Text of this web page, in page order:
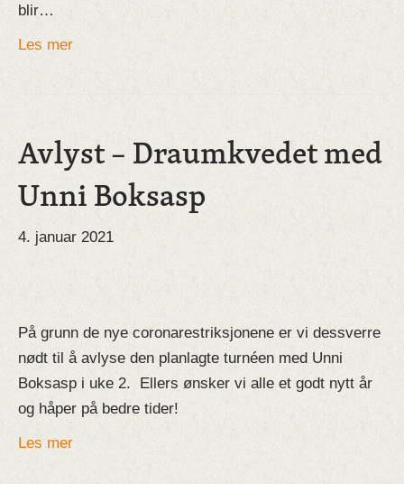
blir…
Les mer
Avlyst – Draumkvedet med
Unni Boksasp
4. januar 2021
På grunn de nye coronarestriksjonene er vi dessverre
nødt til å avlyse den planlagte turnéen med Unni
Boksasp i uke 2. Ellers ønsker vi alle et godt nytt år
og håper på bedre tider!
Les mer